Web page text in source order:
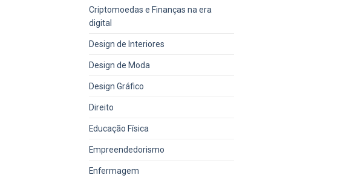
Criptomoedas e Finanças na era
digital
Design de Interiores
Design de Moda
Design Gráfico
Direito
Educação Física
Empreendedorismo
Enfermagem